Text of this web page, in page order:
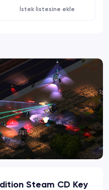
Steam CD Key
İstek listesine ekle